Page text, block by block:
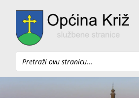
Pretraži